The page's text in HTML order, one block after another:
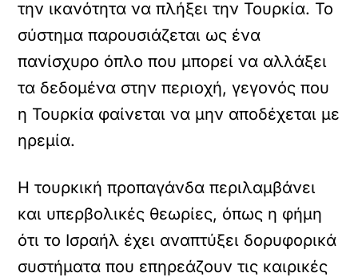
την ικανότητα να πλήξει την Τουρκία. Το
σύστημα παρουσιάζεται ως ένα
πανίσχυρο όπλο που μπορεί να αλλάξει
τα δεδομένα στην περιοχή, γεγονός που
η Τουρκία φαίνεται να μην αποδέχεται με
ηρεμία.
Η τουρκική προπαγάνδα περιλαμβάνει
και υπερβολικές θεωρίες, όπως η φήμη
ότι το Ισραήλ έχει αναπτύξει δορυφορικά
συστήματα που επηρεάζουν τις καιρικές